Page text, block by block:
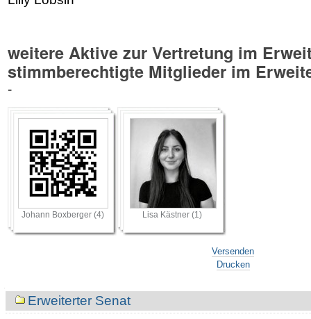
weitere Aktive zur Vertretung im
stimmberechtigte Mitglieder im
-
Johann Boxberger (4) Lisa Kästner (1)
Versenden
Drucken
NavigationErweiterter Senat